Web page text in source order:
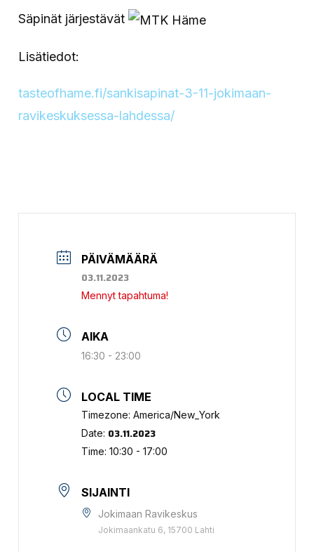
Säpinät järjestävät
Lisätiedot:
tasteofhame.fi/sankisapinat-3-11-jokimaan-
ravikeskuksessa-lahdessa/
PÄIVÄMÄÄRÄ
03.11.2023
Mennyt tapahtuma!
AIKA
16:30 - 23:00
LOCAL TIME
Timezone:America/New_York
Date: 03.11.2023
Time:10:30 - 17:00
SIJAINTI
Jokimaan Ravikeskus
Jokimaankatu 6, 15700 Lahti